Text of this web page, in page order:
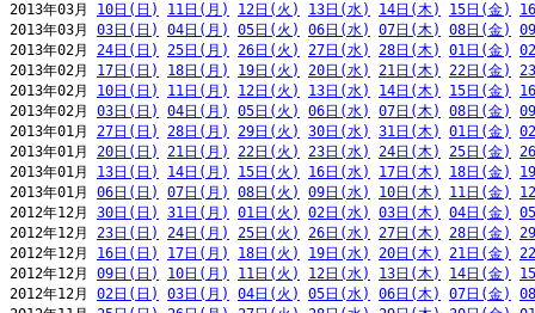
2013年03月 10日(日) 11日(月) 12日(火) 13日(水) 14日(木) 15日(金)
2013年03月 03日(日) 04日(月) 05日(火) 06日(水) 07日(木) 08日(金)
2013年02月 24日(日) 25日(月) 26日(火) 27日(水) 28日(木) 01日(金)
2013年02月 17日(日) 18日(月) 19日(火) 20日(水) 21日(木) 22日(金)
2013年02月 10日(日) 11日(月) 12日(火) 13日(水) 14日(木) 15日(金)
2013年02月 03日(日) 04日(月) 05日(火) 06日(水) 07日(木) 08日(金)
2013年01月 27日(日) 28日(月) 29日(火) 30日(水) 31日(木) 01日(金)
2013年01月 20日(日) 21日(月) 22日(火) 23日(水) 24日(木) 25日(金)
2013年01月 13日(日) 14日(月) 15日(火) 16日(水) 17日(木) 18日(金)
2013年01月 06日(日) 07日(月) 08日(火) 09日(水) 10日(木) 11日(金)
2012年12月 30日(日) 31日(月) 01日(火) 02日(水) 03日(木) 04日(金)
2012年12月 23日(日) 24日(月) 25日(火) 26日(水) 27日(木) 28日(金)
2012年12月 16日(日) 17日(月) 18日(火) 19日(水) 20日(木) 21日(金)
2012年12月 09日(日) 10日(月) 11日(火) 12日(水) 13日(木) 14日(金)
2012年12月 02日(日) 03日(月) 04日(火) 05日(水) 06日(木) 07日(金)